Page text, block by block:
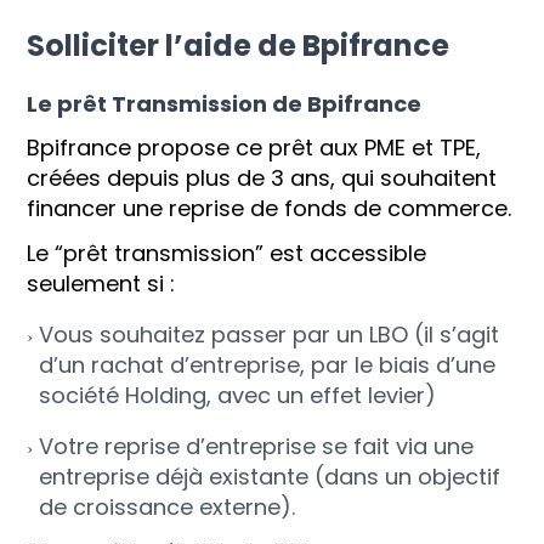
Solliciter l’aide de Bpifrance
Le prêt Transmission de Bpifrance
Bpifrance propose ce prêt aux PME et TPE,
créées depuis plus de 3 ans, qui souhaitent
financer une reprise de fonds de commerce.
Le “prêt transmission” est accessible
seulement si :
Vous souhaitez passer par un LBO (il s’agit
d’un rachat d’entreprise, par le biais d’une
société Holding, avec un effet levier)
Votre reprise d’entreprise se fait via une
entreprise déjà existante (dans un objectif
de croissance externe).